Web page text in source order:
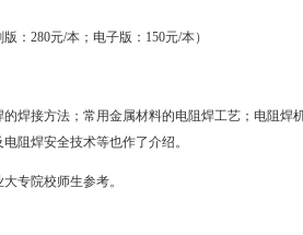
版：280元/本；电子版：150元/本）
焊接方法；常用金属材料的电阻焊工艺；电阻焊
阻焊安全技术等也作了介绍。
专院校师生参考。